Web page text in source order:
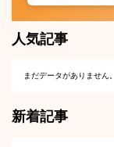
人気記事
まだデータがありません。
新着記事